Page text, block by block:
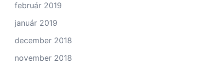
február 2019
január 2019
december 2018
november 2018